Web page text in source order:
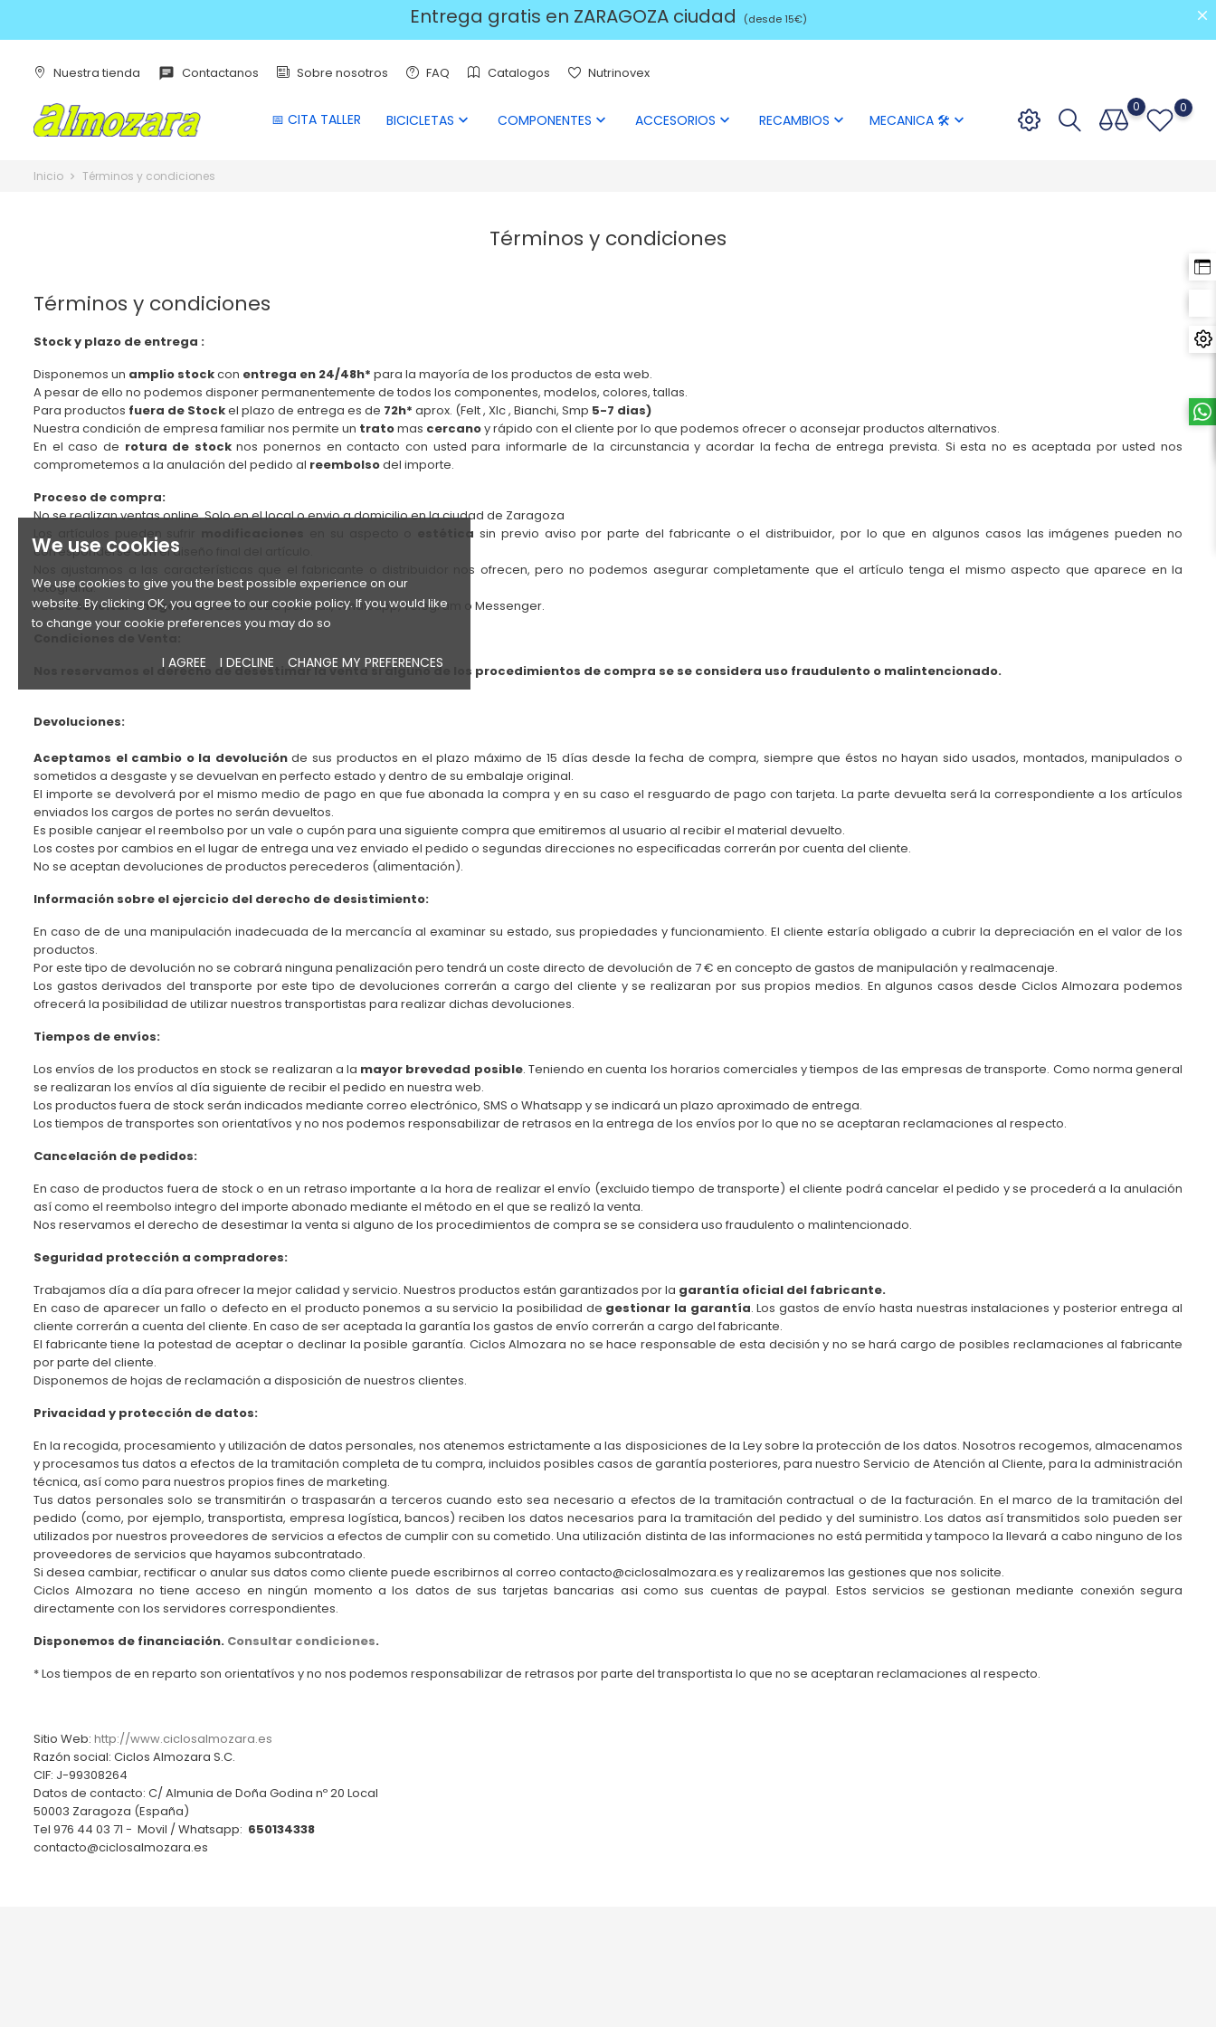
We use cookies
We use cookies to give you the best possible experience on our
website. By clicking OK, you agree to our cookie policy. If you would like
to change your cookie preferences you may do so
I AGREE I DECLINE CHANGE MY PREFERENCES
Entrega gratis en ZARAGOZA ciudad (desde 15€)
Nuestra tienda chat Contactanos Sobre nosotros FAQ Catalogos Nutrinovex
📅 CITA TALLER BICICLETAS  COMPONENTES  ACCESORIOS  RECAMBIOS  MECANICA 🛠 
0 0
Inicio Términos y condiciones
Términos y condiciones
Términos y condiciones
Stock y plazo de entrega :
Disponemos un amplio stockcon entrega en 24/48h* para la mayoría de los productos de esta web.
A pesar de ello no podemos disponer permanentemente de todos los componentes, modelos, colores, tallas.
Para productos fuera de Stockel plazo de entrega es de 72h* aprox. (Felt , Xlc , Bianchi, Smp 5-7 dias)
Nuestra condición de empresa familiar nos permite un tratomas cercanoy rápido con el cliente por lo que podemos ofrecer o aconsejar productos alternativos.
En el caso de rotura de stocknos ponernos en contacto con usted para informarle de la circunstancia y acordar la fecha de entrega prevista. Si esta no es aceptada por usted nos
comprometemos a la anulación del pedido al reembolsodel importe.
Proceso de compra:
No se realizan ventas online. Solo en el local o envio a domicilio en la ciudad de Zaragoza
Los artículos pueden sufrir
estética sin previo aviso por parte del fabricante o el distribuidor, por lo que en algunos casos las imágenes pueden no
corresponderse con el diseño final del artículo.
Nos ajustamos a las características que el fabricante o distribuidor nos ofrecen, pero no podemos asegurar completamente que el artículo tenga el mismo aspecto que aparece en la
fotografía.
Puedesolicitar imagen realdel articulo por Mail, Whatsapp, Telegram o Messenger.
Nos reservamos el derecho de desestimar la venta si alguno de los procedimientos de compra se se considera uso fraudulento o malintencionado.
Devoluciones:
Aceptamos el cambio o la devoluciónde sus productos en el plazo máximo de 15 días desde la fecha de compra, siempre que éstos no hayan sido usados, montados, manipulados o
sometidos a desgaste y se devuelvan en perfecto estado y dentro de su embalaje original.
El importe se devolverá por el mismo medio de pago en que fue abonada la compra y en su caso el resguardo de pago con tarjeta. La parte devuelta será la correspondiente a los artículos
enviados los cargos de portes no serán devueltos.
Es posible canjear el reembolso por un vale o cupón para una siguiente compra que emitiremos al usuario al recibir el material devuelto.
Los costes por cambios en el lugar de entrega una vez enviado el pedido o segundas direcciones no especificadas correrán por cuenta del cliente.
No se aceptan devoluciones de productos perecederos (alimentación).
Información sobre el ejercicio del derecho de desistimiento:
En caso de de una manipulación inadecuada de la mercancía al examinar su estado, sus propiedades y funcionamiento. El cliente estaría obligado a cubrir la depreciación en el valor de los
productos.
Por este tipo de devolución no se cobrará ninguna penalización pero tendrá un coste directo de devolución de 7 € en concepto de gastos de manipulación y realmacenaje.
Los gastos derivados del transporte por este tipo de devoluciones correrán a cargo del cliente y se realizaran por sus propios medios. En algunos casos desde Ciclos Almozara podemos
ofrecerá la posibilidad de utilizar nuestros transportistas para realizar dichas devoluciones.
Tiempos de envíos:
Los envíos de los productos en stock se realizaran a la mayor brevedad posible. Teniendo en cuenta los horarios comerciales y tiempos de las empresas de transporte. Como norma general
se realizaran los envíos al día siguiente de recibir el pedido en nuestra web.
Los productos fuera de stock serán indicados mediante correo electrónico, SMS o Whatsapp y se indicará un plazo aproximado de entrega.
Los tiempos de transportes son orientatívos y no nos podemos responsabilizar de retrasos en la entrega de los envíos por lo que no se aceptaran reclamaciones al respecto.
Cancelación de pedidos:
En caso de productos fuera de stock o en un retraso importante a la hora de realizar el envío (excluido tiempo de transporte) el cliente podrá cancelar el pedido y se procederá a la anulación
así como el reembolso integro del importe abonado mediante el método en el que se realizó la venta.
Nos reservamos el derecho de desestimar la venta si alguno de los procedimientos de compra se se considera uso fraudulento o malintencionado.
Seguridad protección a compradores:
Trabajamos día a día para ofrecer la mejor calidad y servicio. Nuestros productos están garantizados por la garantía oficial del fabricante.
En caso de aparecer un fallo o defecto en el producto ponemos a su servicio la posibilidad de gestionar la garantía. Los gastos de envío hasta nuestras instalaciones y posterior entrega al
cliente correrán a cuenta del cliente. En caso de ser aceptada la garantía los gastos de envío correrán a cargo del fabricante.
El fabricante tiene la potestad de aceptar o declinar la posible garantía. Ciclos Almozara no se hace responsable de esta decisión y no se hará cargo de posibles reclamaciones al fabricante
por parte del cliente.
Disponemos de hojas de reclamación a disposición de nuestros clientes.
Privacidad y protección de datos:
En la recogida, procesamiento y utilización de datos personales, nos atenemos estrictamente a las disposiciones de la Ley sobre la protección de los datos. Nosotros recogemos, almacenamos
y procesamos tus datos a efectos de la tramitación completa de tu compra, incluidos posibles casos de garantía posteriores, para nuestro Servicio de Atención al Cliente, para la administración
técnica, así como para nuestros propios fines de marketing.
Tus datos personales solo se transmitirán o traspasarán a terceros cuando esto sea necesario a efectos de la tramitación contractual o de la facturación. En el marco de la tramitación del
pedido (como, por ejemplo, transportista, empresa logística, bancos) reciben los datos necesarios para la tramitación del pedido y del suministro. Los datos así transmitidos solo pueden ser
utilizados por nuestros proveedores de servicios a efectos de cumplir con su cometido. Una utilización distinta de las informaciones no está permitida y tampoco la llevará a cabo ninguno de los
proveedores de servicios que hayamos subcontratado.
Si desea cambiar, rectificar o anular sus datos como cliente puede escribirnos al correo contacto@ciclosalmozara.es y realizaremos las gestiones que nos solicite.
Ciclos Almozara no tiene acceso en ningún momento a los datos de sus tarjetas bancarias asi como sus cuentas de paypal. Estos servicios se gestionan mediante conexión segura
directamente con los servidores correspondientes.
Disponemos de financiación. Consultar condiciones.
* Los tiempos de en reparto son orientatívos y no nos podemos responsabilizar de retrasos por parte del transportista lo que no se aceptaran reclamaciones al respecto.
Sitio Web: http://www.ciclosalmozara.es
Razón social: Ciclos Almozara S.C.
CIF: J-99308264
Datos de contacto: C/ Almunia de Doña Godina nº 20 Local
50003 Zaragoza (España)
Tel 976 44 03 71 - Movil / Whatsapp: 650134338
contacto@ciclosalmozara.es